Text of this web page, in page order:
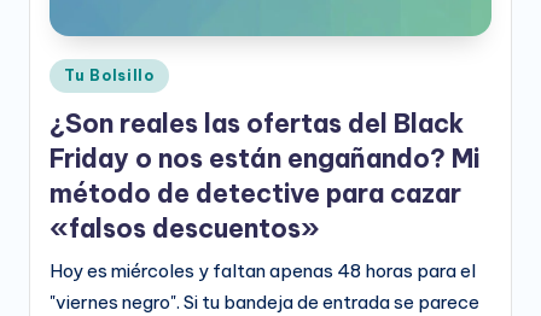
it
a
Publicado
en
Tu Bolsillo
¿Son reales las ofertas del Black
Friday o nos están engañando? Mi
método de detective para cazar
«falsos descuentos»
Hoy es miércoles y faltan apenas 48 horas para el
"viernes negro". Si tu bandeja de entrada se parece